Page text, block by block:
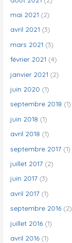
mai 2021 (2)
avril 2021 (3)
mars 2021 (3)
février 2021 (4)
janvier 2021 (2)
juin 2020 (1)
septembre 2018 (1)
juin 2018 (1)
avril 2018 (1)
septembre 2017 (1)
juillet 2017 (2)
juin 2017 (3)
avril 2017 (1)
septembre 2016 (2)
juillet 2016 (1)
avril 2016 (1)